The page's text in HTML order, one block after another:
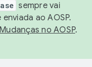
sempre vai
ao AOSP.
Mudanças no AOSP.